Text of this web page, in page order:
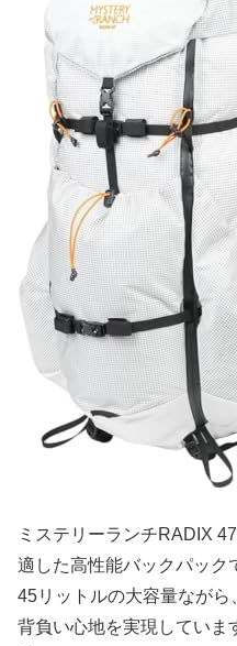
ミステリーランチRADIX
適した高性能バックパック
45リットルの大容量なが
背負い心地を実現していま